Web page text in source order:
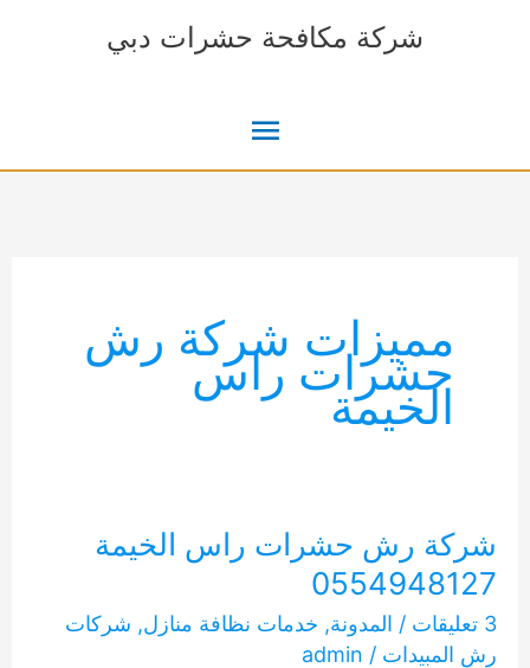
شركة مكافحة حشرات دبي
القائمة
مميزات شركة رش
حشرات راس
الخيمة
شركة رش حشرات راس الخيمة
0554948127
3 تعليقات / المدونة, خدمات نظافة منازل, شركات
رش المبيدات /
admin